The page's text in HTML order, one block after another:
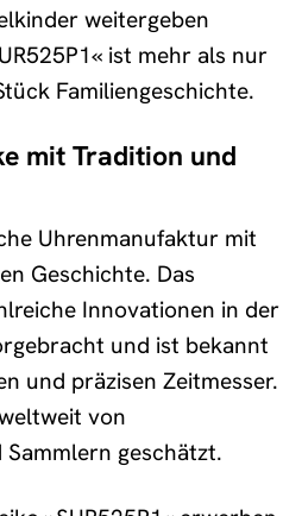
weitergeben
ist mehr als nur
Familiengeschichte.
mit Tradition und
Uhrenmanufaktur mit
Geschichte. Das
Innovationen in der
und ist bekannt
und präzisen Zeitmesser.
von
geschätzt.